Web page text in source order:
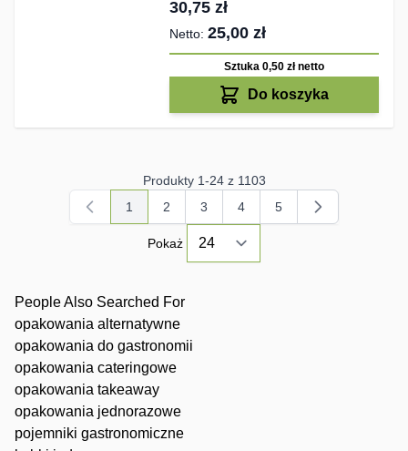
30,75 zł
25,00 zł
Sztuka 0,50 złnetto
Do koszyka
Produkty 1-24z 1103
Aktualnie czytasz stronę
1
Strona
2
Strona
3
Strona
4
Strona
5
Pokaż
People Also Searched For
opakowania alternatywne
opakowania do gastronomii
opakowania cateringowe
opakowania takeaway
opakowania jednorazowe
pojemniki gastronomiczne